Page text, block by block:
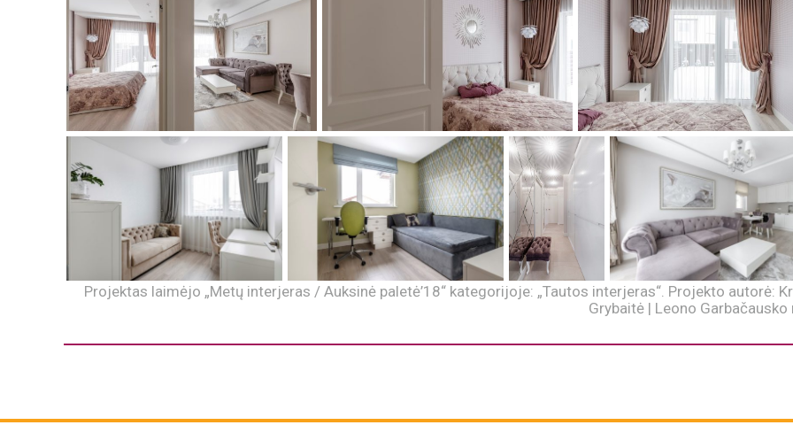
Projektas laimėjo „Metų interjeras / Auksinė paletė’18“ kategorijoje: „Tautos interjeras“. Projekto autorė:
Grybaitė | Leono Garbačausko